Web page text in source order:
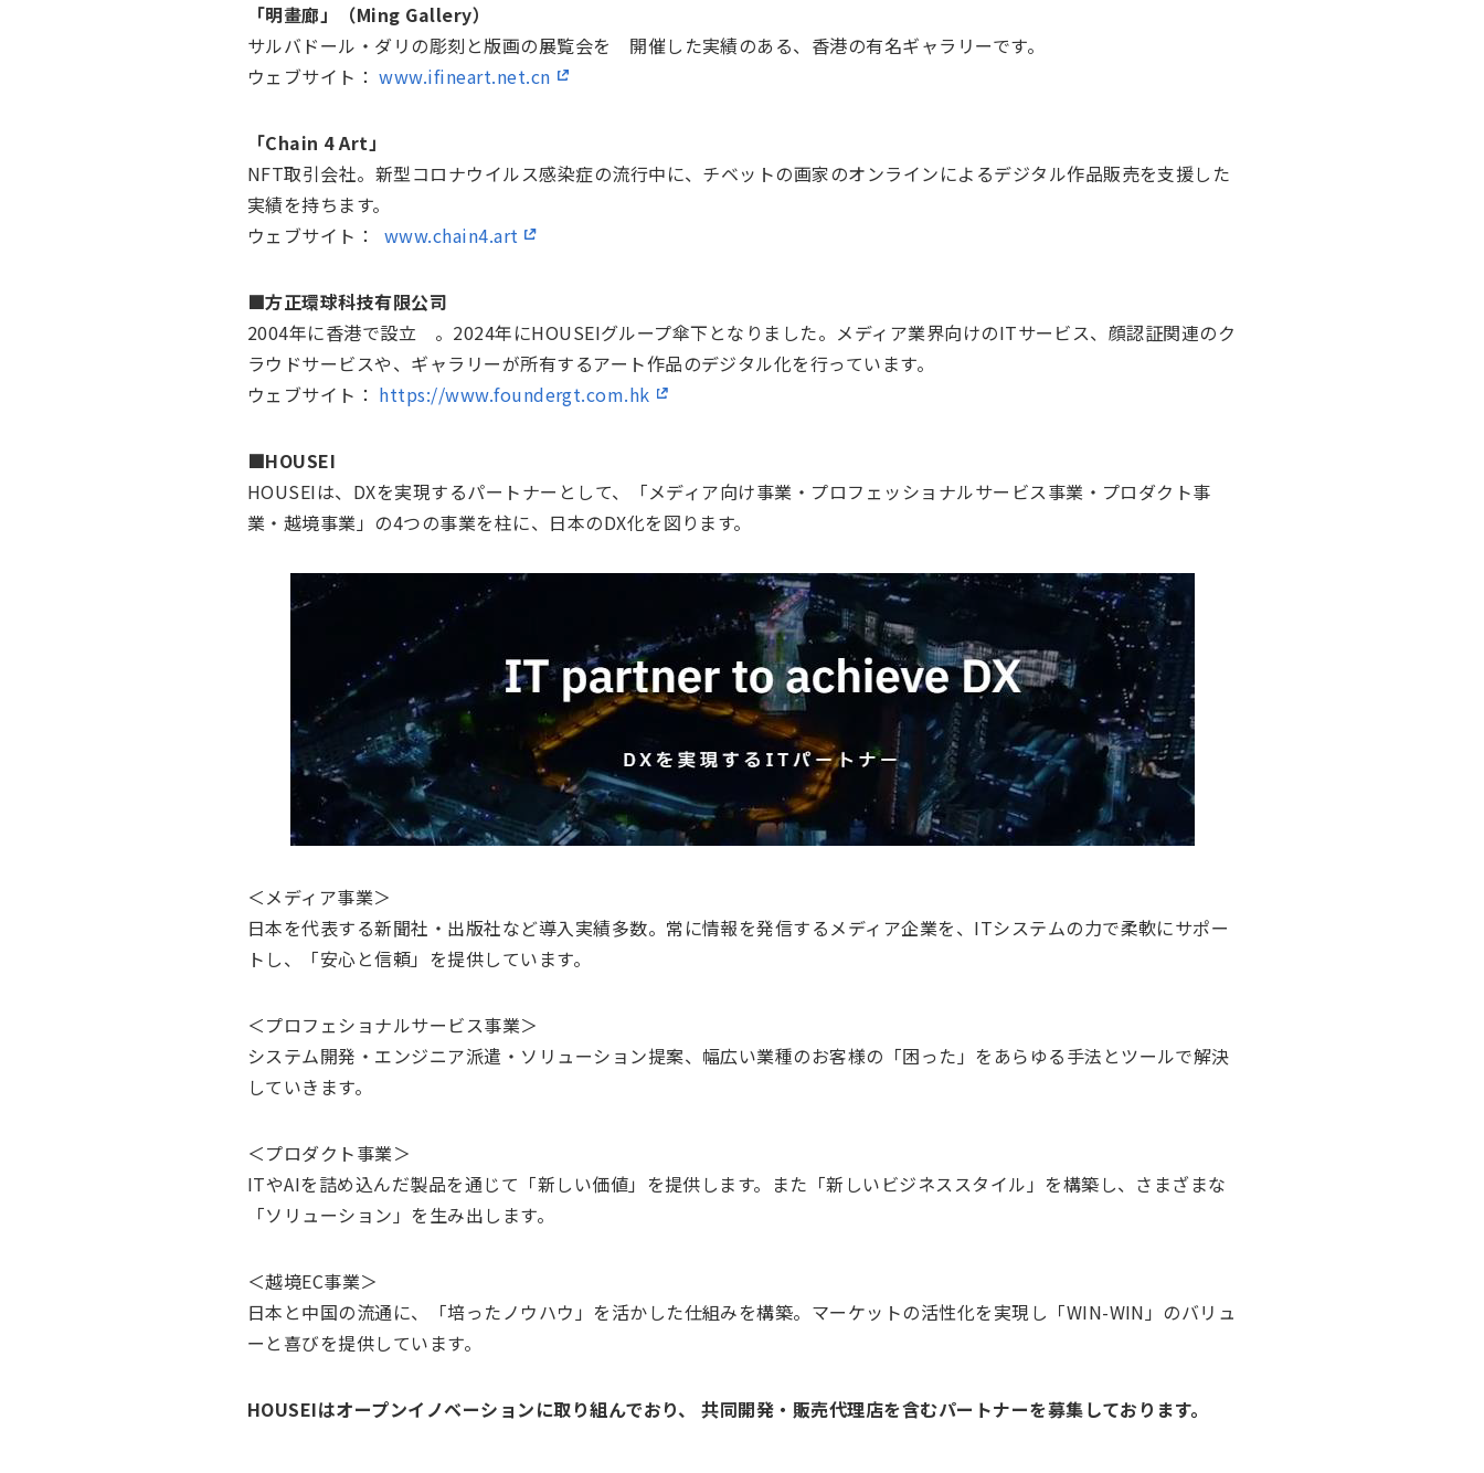
「明畫廊」（Ming Gallery）
サルバドール・ダリの彫刻と版画の展覧会を 開催した実績のある、香港の有名ギャラリーです。
ウェブサイト： www.ifineart.net.cn
「Chain 4 Art」
NFT取引会社。新型コロナウイルス感染症の流行中に、チベットの画家のオンラインによるデジタル作品販売を支援した
実績を持ちます。
ウェブサイト：
www.chain4.art
■方正環球科技有限公司
2004年に香港で設立 。2024年にHOUSEIグループ傘下となりました。メディア業界向けのITサービス、顔認証関連のク
ラウドサービスや、ギャラリーが所有するアート作品のデジタル化を行っています。
ウェブサイト： https://www.foundergt.com.hk
■HOUSEI
HOUSEIは、DXを実現するパートナーとして、「メディア向け事業・プロフェッショナルサービス事業・プロダクト事
業・越境事業」の4つの事業を柱に、日本のDX化を図ります。
＜メディア事業＞
日本を代表する新聞社・出版社など導入実績多数。常に情報を発信するメディア企業を、ITシステムの力で柔軟にサポー
トし、「安心と信頼」を提供しています。
＜プロフェショナルサービス事業＞
システム開発・エンジニア派遣・ソリューション提案、幅広い業種のお客様の「困った」をあらゆる手法とツールで解決
していきます。
＜プロダクト事業＞
ITやAIを詰め込んだ製品を通じて「新しい価値」を提供します。また「新しいビジネススタイル」を構築し、さまざまな
「ソリューション」を生み出します。
＜越境EC事業＞
日本と中国の流通に、「培ったノウハウ」を活かした仕組みを構築。マーケットの活性化を実現し「WIN-WIN」のバリュ
ーと喜びを提供しています。
HOUSEIはオープンイノベーションに取り組んでおり、 共同開発・販売代理店を含むパートナーを募集しております。